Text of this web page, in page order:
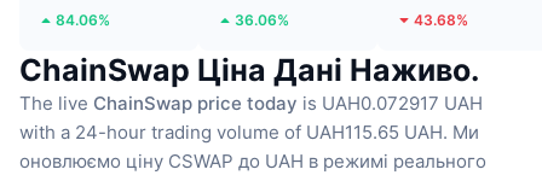
84.06% 36.06% 43.68%
ChainSwap Ціна Дані Наживо.
The live ChainSwap price today is UAH0.072917 UAH
with a 24-hour trading volume of UAH115.65 UAH. Ми
оновлюємо ціну CSWAP до UAH в режимі реального